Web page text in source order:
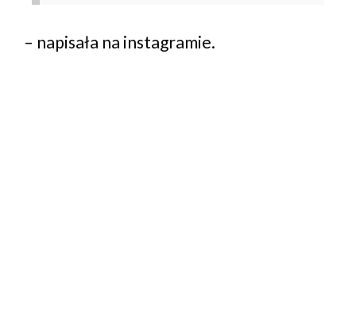
– napisała na instagramie.